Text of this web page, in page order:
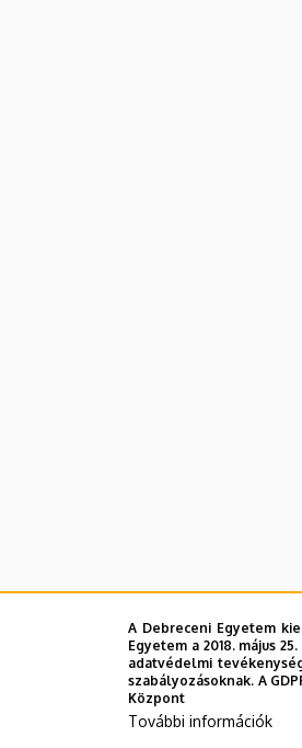
A Debreceni Egyetem
Egyetem a 2018. május
adatvédelmi
szabályozásoknak. A
Központ
További információk